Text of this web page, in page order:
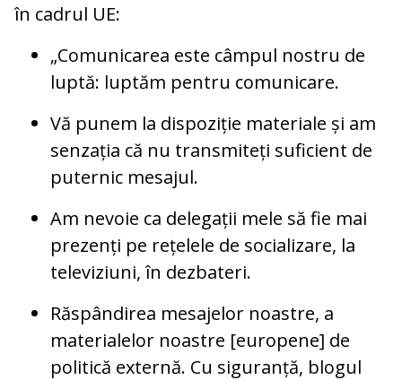
în cadrul UE:
„Comunicarea este câmpul nostru de
luptă: luptăm pentru comunicare.
Vă punem la dispoziție materiale și am
senzația că nu transmiteți suficient de
puternic mesajul.
Am nevoie ca delegații mele să fie mai
prezenți pe rețelele de socializare, la
televiziuni, în dezbateri.
Răspândirea mesajelor noastre, a
materialelor noastre [europene] de
politică externă. Cu siguranță, blogul